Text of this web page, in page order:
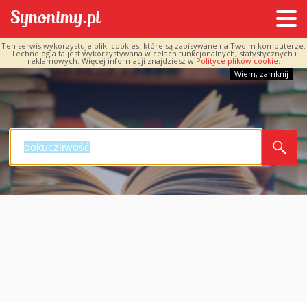
Ten serwis wykorzystuje pliki cookies, które są zapisywane na Twoim komputerze.
Technologia ta jest wykorzystywana w celach funkcjonalnych, statystycznych i
reklamowych. Więcej informacji znajdziesz w Polityce plików cookie.
Wiem, zamknij